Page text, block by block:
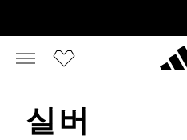
실버